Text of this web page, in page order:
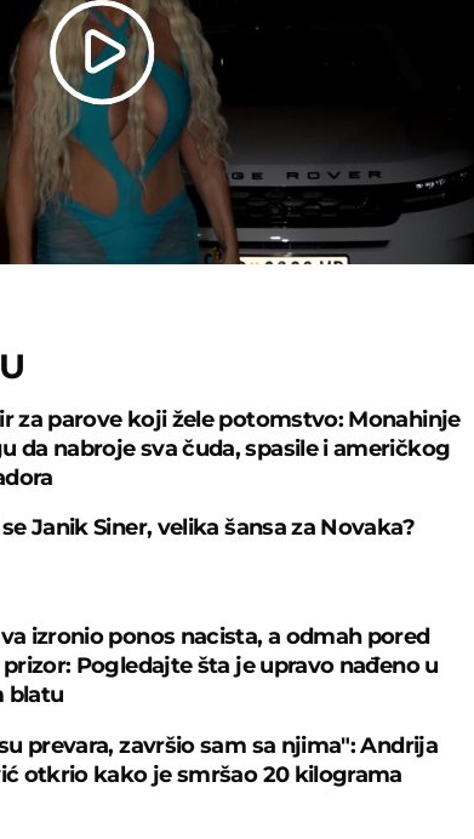
Play
Video
za parove koji žele potomstvo: Monahinje
da nabroje sva čuda, spasile i američkog
Janik Siner, velika šansa za Novaka?
izronio ponos nacista, a odmah pored
Pogledajte šta je upravo nađeno u
blatu
prevara, završio sam sa njima": Andrija
otkrio kako je smršao 20 kilograma